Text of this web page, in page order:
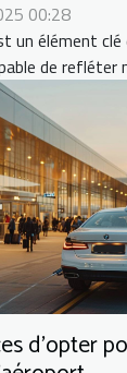
00:28
un élément
de
d'opter